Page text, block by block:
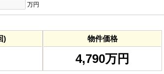
万円
) 物件価格
4,790万円